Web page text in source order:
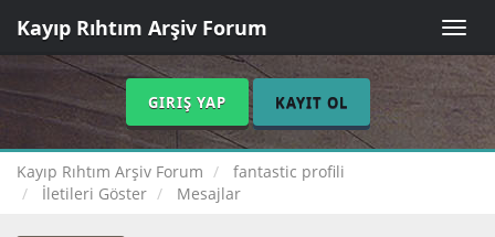
Toggle
Kayıp Rıhtım Arşiv Forum
GIRIŞ YAP KAYIT OL
Kayıp Rıhtım Arşiv Forum
fantastic profili
İletileri Göster
Mesajlar